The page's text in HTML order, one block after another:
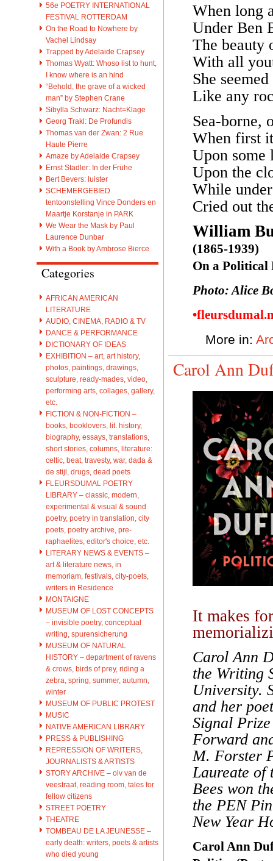
56e POETRY INTERNATIONAL
FESTIVAL ROTTERDAM
On the Road to Nowhere by
Vachel Lindsay
Trapped by Adelaide Crapsey
Thomas Wyatt: Whoso list to hunt,
I know where is an hind
“Behold, the grave of a wicked
man” by Stephen Crane
Sibylla Schwarz: Nacht=Klage
Georg Trakl: De Profundis
Thomas van der Zwan: 2 Rue
Haute Pierre
Amaze by Adelaide Crapsey
Ernst Stadler: In der Frühe
Bert Bevers: luister
SCHEMERGEBIED
tentoonstelling Vince Donders en
Maartje Korstanje in PARK
We Wear the Mask by Paul
Laurence Dunbar
With a Book by Ambrose Bierce
Categories
AFRICAN AMERICAN
LITERATURE
AUDIO, CINEMA, RADIO & TV
DANCE & PERFORMANCE
DICTIONARY OF IDEAS
EXHIBITION – art, art history,
photos, paintings, drawings,
sculpture, ready-mades, video,
performing arts, collages, gallery,
etc.
FICTION & NON-FICTION –
books, booklovers, lit. history,
biography, essays, translations,
short stories, columns, literature:
celtic, beat, travesty, war, dada &
de stijl, drugs, dead poets
FLEURSDUMAL POETRY
LIBRARY – classic, modern,
experimental & visual & sound
poetry, poetry in translation, city
poets, poetry archive, pre-
raphaelites, editor's choice, etc.
LITERARY NEWS & EVENTS –
art & literature news, in
memoriam, festivals, city-poets,
writers in Residence
MONTAIGNE
MUSEUM OF LOST CONCEPTS
– invisible poetry, conceptual
writing, spurensicherung
MUSEUM OF NATURAL
HISTORY – department of ravens
& crows, birds of prey, riding a
zebra, spring, summer, autumn,
winter
MUSEUM OF PUBLIC PROTEST
MUSIC
NATIVE AMERICAN LIBRARY
PRESS & PUBLISHING
REPRESSION OF WRITERS,
JOURNALISTS & ARTISTS
STORY ARCHIVE – olv van de
veestraat, reading room, tales for
fellow citizens
STREET POETRY
THEATRE
TOMBEAU DE LA JEUNESSE –
early death: writers, poets & artists
who died young
When long
Under Ben
The beauty
With all
She
Like any
Sea-borne,
When first
Upon some
Upon the
While
Cried out
William
(1865-1939)
On a Political
Photo: Alice
More in:
Carol Ann
It makes
Carol Ann
the Writing
University.
and her
Signal
Forward
M. Forster
Laureate
Bees won
the PEN
New Year
Carol Ann